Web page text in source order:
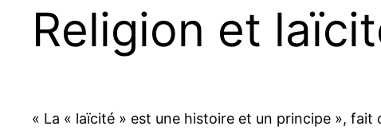
Religion et
« La « laïcité » est une histoire et un principe », fait